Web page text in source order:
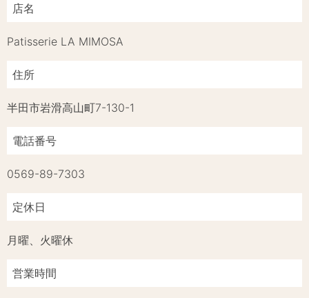
店名
Patisserie LA MIMOSA
住所
半田市岩滑高山町7-130-1
電話番号
0569-89-7303
定休日
月曜、火曜休
営業時間